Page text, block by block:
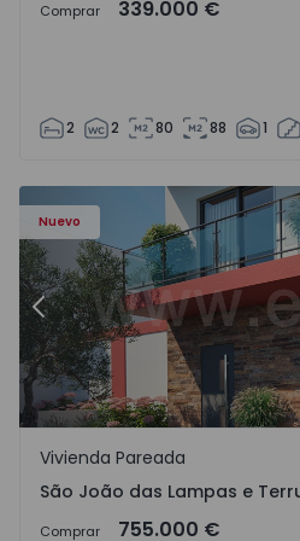
Comprar 339.000 €
2 2 80 88 1
Nuevo
Anterior
São João das Lampas e
Vivienda Pareada
São João das Lampas e
Comprar 755.000 €